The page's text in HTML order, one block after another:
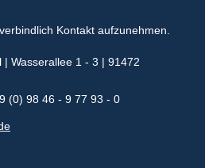
Kontakt aufzunehmen.
| Wasserallee 1 - 3 | 91472
(0) 98 46 - 9 77 93 - 0